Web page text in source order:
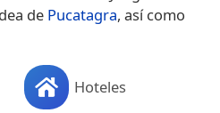
de Pucatagra, así como
Hoteles